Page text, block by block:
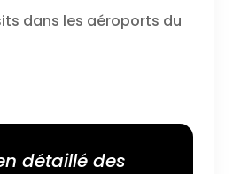
dans les aéroports du
détaillé des